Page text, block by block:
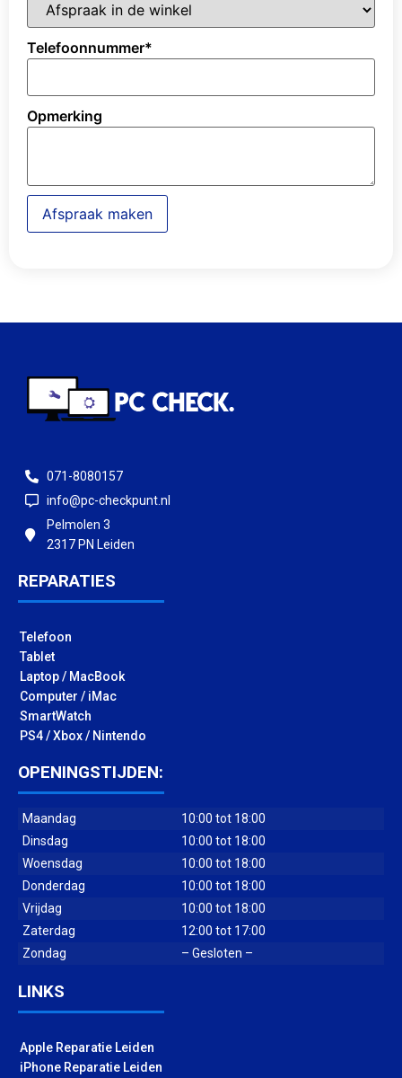
Telefoonnummer*
Opmerking
Afspraak maken
071-8080157
info@pc-checkpunt.nl
Pelmolen 3
2317 PN Leiden
REPARATIES
Telefoon
Tablet
Laptop / MacBook
Computer / iMac
SmartWatch
PS4 / Xbox / Nintendo
OPENINGSTIJDEN:
Maandag
10:00 tot 18:00
Dinsdag
10:00 tot 18:00
Woensdag
10:00 tot 18:00
Donderdag
10:00 tot 18:00
Vrijdag
10:00 tot 18:00
Zaterdag
12:00 tot 17:00
Zondag
– Gesloten –
LINKS
Apple Reparatie Leiden
iPhone Reparatie Leiden